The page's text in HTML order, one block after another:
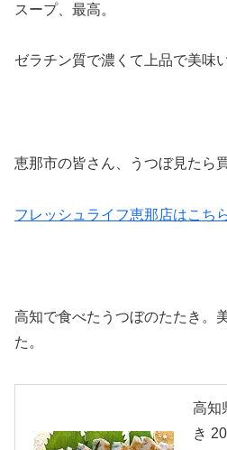
スープ、最高。
ゼラチン質で濃くて上品で美味い
恵那市の皆さん、うつぼ見たら
フレッシュライフ恵那店はこち
高知で食べたうつぼのたたき。
た。
高知
き